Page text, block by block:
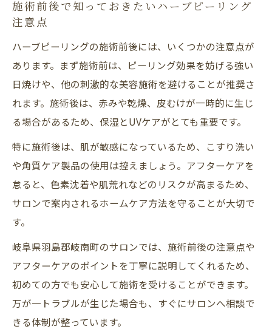
施術前後で知っておきたいハーブピーリング
注意点
ハーブピーリングの施術前後には、いくつかの注意点が
あります。まず施術前は、ピーリング効果を妨げる強い
日焼けや、他の刺激的な美容施術を避けることが推奨さ
れます。施術後は、赤みや乾燥、皮むけが一時的に生じ
る場合があるため、保湿とUVケアがとても重要です。
特に施術後は、肌が敏感になっているため、こすり洗い
や角質ケア製品の使用は控えましょう。アフターケアを
怠ると、色素沈着や肌荒れなどのリスクが高まるため、
サロンで案内されるホームケア方法を守ることが大切で
す。
岐阜県羽島郡岐南町のサロンでは、施術前後の注意点や
アフターケアのポイントを丁寧に説明してくれるため、
初めての方でも安心して施術を受けることができます。
万が一トラブルが生じた場合も、すぐにサロンへ相談で
きる体制が整っています。